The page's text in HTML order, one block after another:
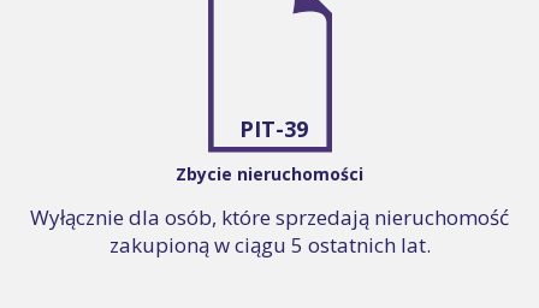
PIT-39
Zbycie nieruchomości
Wyłącznie dla osób, które sprzedają nieruchomość
zakupioną w ciągu 5 ostatnich lat.